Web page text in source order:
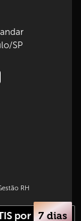
SP
RH
por 7 dias